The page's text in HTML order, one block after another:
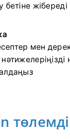
бетіне жібереді
мен